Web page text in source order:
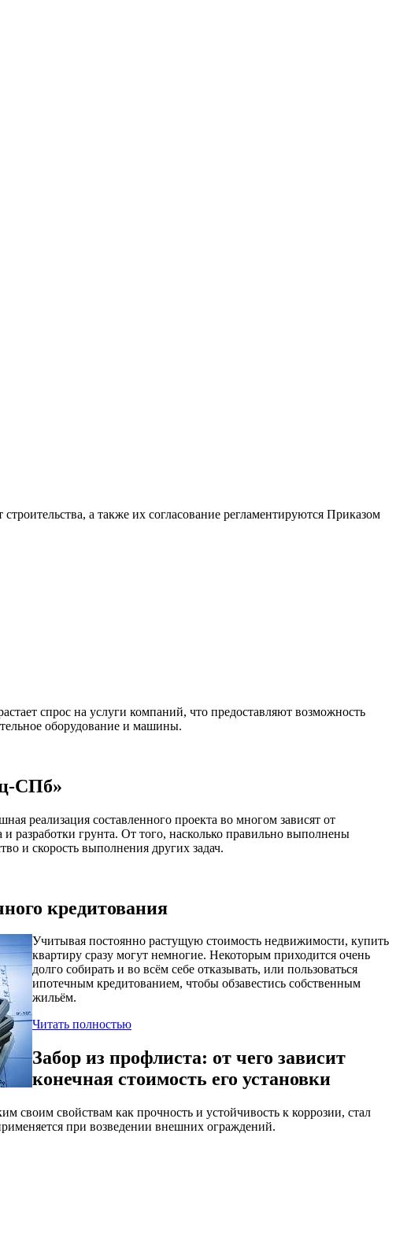
а также их согласование регламентируются Приказом
спрос на услуги компаний, что предоставляют возможность
оборудование и машины.
СПб»
реализация составленного проекта во многом зависят от
и разработки грунта. От того, насколько правильно выполнены
и скорость выполнения других задач.
кредитования
Учитывая постоянно растущую стоимость недвижимости, купить
квартиру сразу могут немногие. Некоторым приходится очень
долго собирать и во всём себе отказывать, или пользоваться
ипотечным кредитованием, чтобы обзавестись собственным
жильём.
Читать полностью
Забор из профлиста: от чего зависит
конечная стоимость его установки
свойствам как прочность и устойчивость к коррозии, стал
при возведении внешних ограждений.